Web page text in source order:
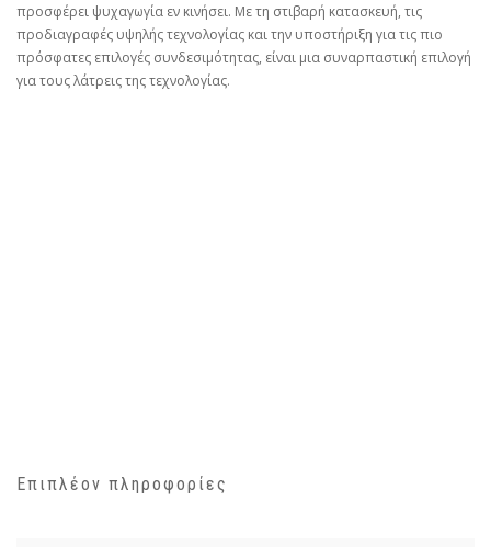
προσφέρει ψυχαγωγία εν κινήσει. Με τη στιβαρή κατασκευή, τις
προδιαγραφές υψηλής τεχνολογίας και την υποστήριξη για τις πιο
πρόσφατες επιλογές συνδεσιμότητας, είναι μια συναρπαστική επιλογή
για τους λάτρεις της τεχνολογίας.
Επιπλέον πληροφορίες